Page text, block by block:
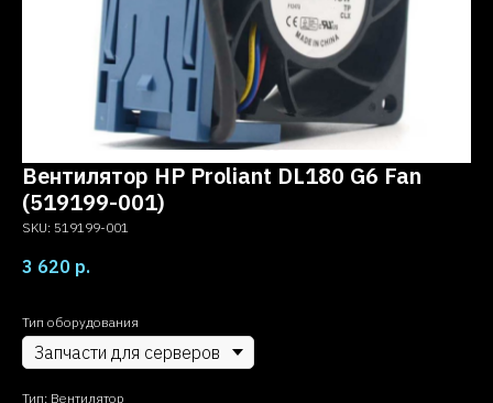
Вентилятор HP Proliant DL180 G6 Fan
(519199-001)
SKU: 519199-001
3 620 р.
Тип оборудования
Тип: Вентилятор